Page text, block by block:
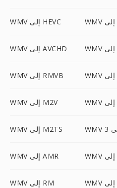
WMV إلى HEVC
WMV إلى AVCHD
WMV إلى RMVB
WMV إلى M2V
WMV إلى M2TS
WMV إلى AMR
WMV إلى RM